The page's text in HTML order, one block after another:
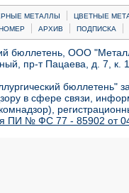
МЕТАЛЛЫ |
ЦВЕТНЫЕ
| АРХИВ | ПОДПИСКА |
бюллетень, ООО
пр-т Пацаева, д. 7,
бюллетень"
в сфере связи,
ПИ № ФС 77 - 85902 от 04